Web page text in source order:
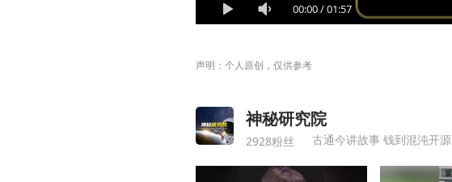
00:00/01:57
声明：个人原创，仅供参考
神秘研究院
2928粉丝 古通今讲故事 钱到混沌开源